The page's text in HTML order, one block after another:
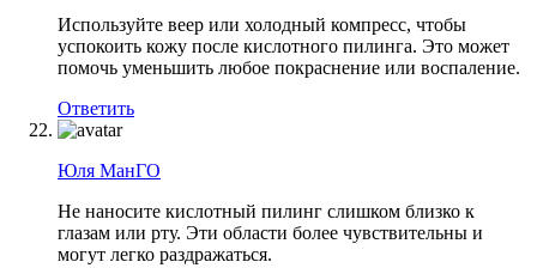
Используйте веер или холодный компресс, чтобы
успокоить кожу после кислотного пилинга. Это может
помочь уменьшить любое покраснение или воспаление.
Ответить
Юля МанГО
Не наносите кислотный пилинг слишком близко к
глазам или рту. Эти области более чувствительны и
могут легко раздражаться.